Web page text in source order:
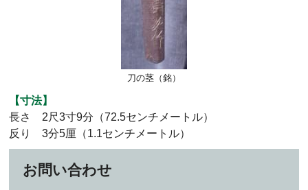
刀の茎（銘）
【寸法】
長さ 2尺3寸9分（72.5センチメートル）
反り 3分5厘（1.1センチメートル）
お問い合わせ